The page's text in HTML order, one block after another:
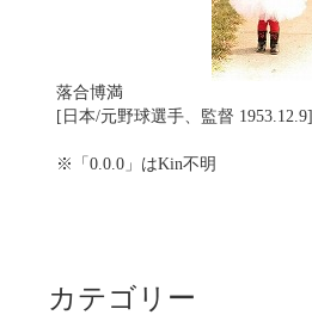
落合博満
[日本/元野球選手、監督 1953.12.9]
※「0.0.0」はKin不明
カテゴリー